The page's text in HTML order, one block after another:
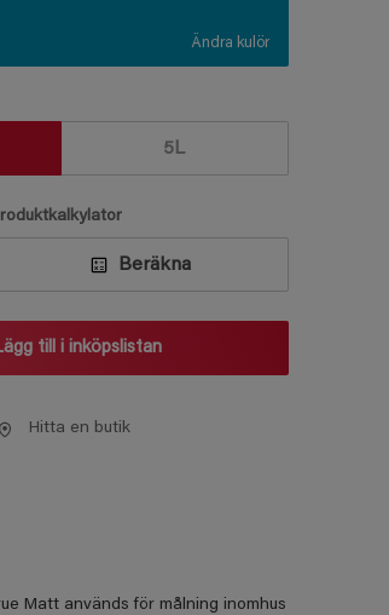
Ändra kulör
5L
Beräkna
till i inköpslistan
Hitta en butik
Matt används för målning inomhus